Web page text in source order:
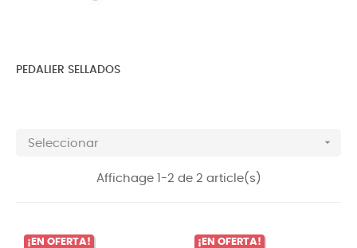
PEDALIER SELLADOS
Seleccionar 
Affichage 1-2 de 2 article(s)
¡EN OFERTA!
¡EN OFERTA!